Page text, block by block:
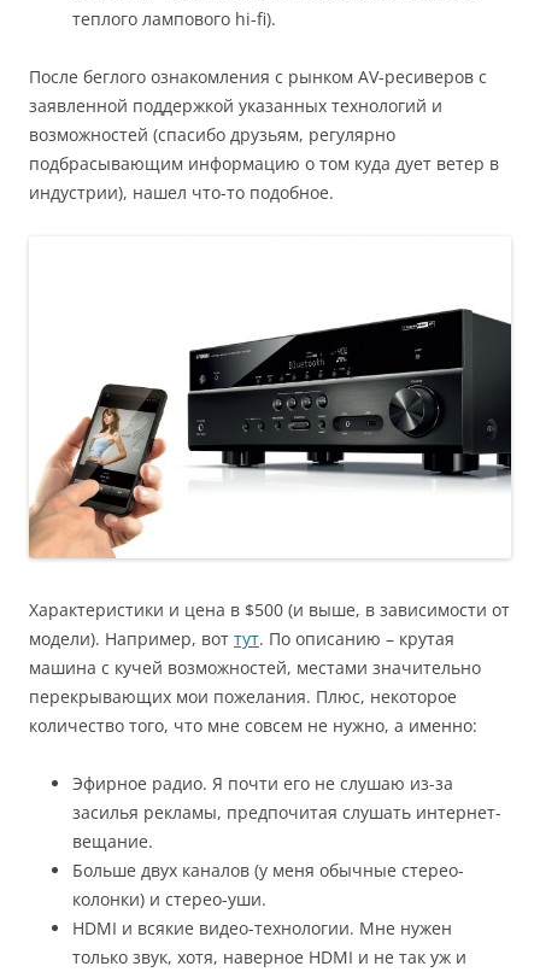
теплого лампового hi-fi).
После беглого ознакомления с рынком AV-ресиверов с
заявленной поддержкой указанных технологий и
возможностей (спасибо друзьям, регулярно
подбрасывающим информацию о том куда дует ветер в
индустрии), нашел что-то подобное.
Характеристики и цена в $500 (и выше, в зависимости от
модели). Например, вот тут. По описанию – крутая
машина с кучей возможностей, местами значительно
перекрывающих мои пожелания. Плюс, некоторое
количество того, что мне совсем не нужно, а именно:
Эфирное радио. Я почти его не слушаю из-за
засилья рекламы, предпочитая слушать интернет-
вещание.
Больше двух каналов (у меня обычные стерео-
колонки) и стерео-уши.
HDMI и всякие видео-технологии. Мне нужен
только звук, хотя, наверное HDMI и не так уж и